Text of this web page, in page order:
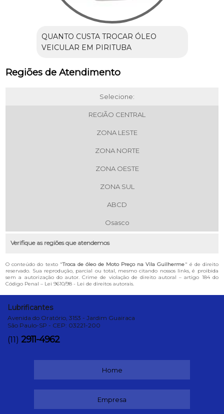
QUANTO CUSTA TROCAR ÓLEO
VEICULAR EM PIRITUBA
Regiões de Atendimento
Selecione:
REGIÃO CENTRAL
ZONA LESTE
ZONA NORTE
ZONA OESTE
ZONA SUL
ABCD
Osasco
Verifique as regiões que atendemos
O conteúdo do texto "Troca de óleo de Moto Preço na Vila Guilherme" é de direito
reservado. Sua reprodução, parcial ou total, mesmo citando nossos links, é proibida
sem a autorização do autor. Crime de violação de direito autoral – artigo 184 do
Código Penal – Lei 9610/98 - Lei de direitos autorais.
Lubrificantes
Avenida do Oratório, 3153 - Jardim Guairaca
São Paulo-SP - CEP: 03221-200
(11) 2911-4962
Home
Empresa